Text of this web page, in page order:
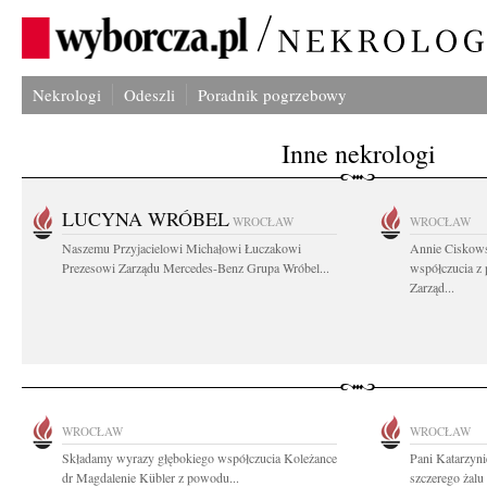
Nekrologi Odeszli Poradnik pogrzebowy
Inne nekrologi
LUCYNA WRÓBEL WROCŁAW
Naszemu Przyjacielowi Michałowi Łuczakowi
Prezesowi Zarządu Mercedes-Benz Grupa Wróbel...
WROCŁAW
Annie
współczucia
Zarząd...
WROCŁAW
Składamy wyrazy głębokiego współczucia Koleżance
dr Magdalenie Kübler z powodu...
WROCŁAW
Pani
szczerego